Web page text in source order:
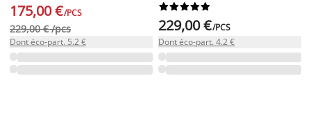
175,00 €/PCS
229,00 € /pcs
Dont éco-part. 5.2 €






229,00 €/PCS
Dont éco-part. 4.2 €